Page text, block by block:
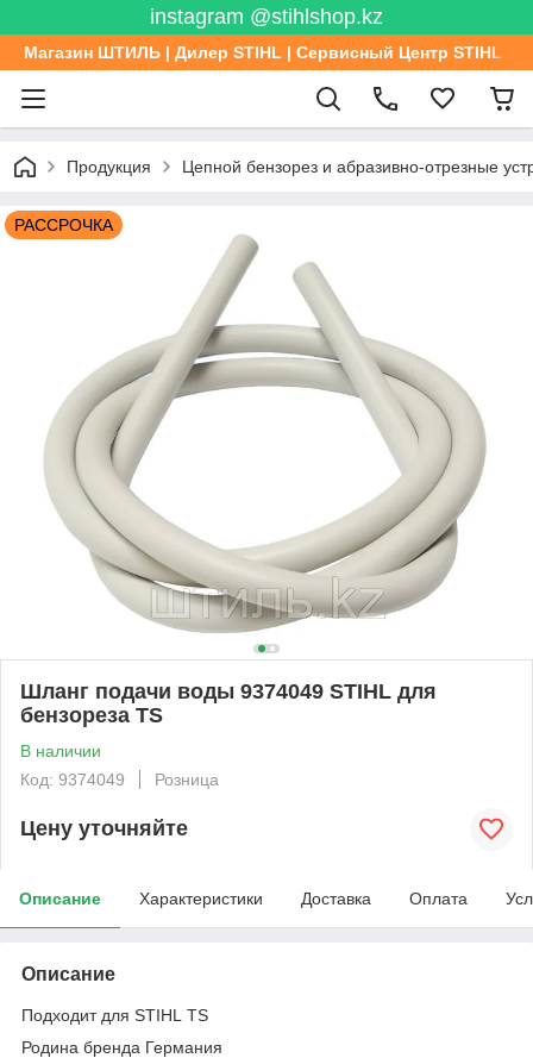
instagram @stihlshop.kz
Магазин ШТИЛЬ | Дилер STIHL | Сервисный Центр STIHL
Продукция Цепной бензорез и абразивно-отрезные
РАССРОЧКА
Шланг подачи воды 9374049 STIHL для
бензореза TS
В наличии
Код: 9374049
Розница
Цену уточняйте
Описание Характеристики Доставка Оплата
Описание
Подходит для STIHL TS
Родина бренда Германия